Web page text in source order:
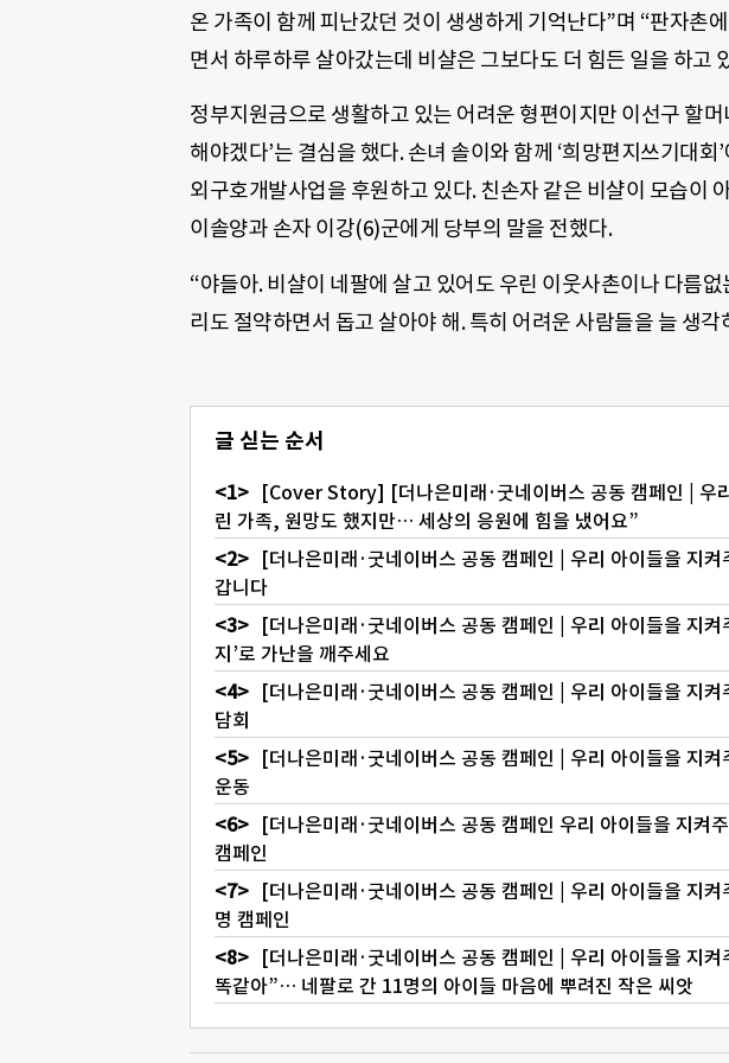
온 가족이 함께 피난갔던 것이 생생하게 기억난다”며 “판자촌
면서 하루하루 살아갔는데 비샬은 그보다도 더 힘든 일을 하고
정부지원금으로 생활하고 있는 어려운 형편이지만 이선구 할
해야겠다’는 결심을 했다. 손녀 솔이와 함께 ‘희망편지쓰기대회
외구호개발사업을 후원하고 있다. 친손자 같은 비샬이 모습이
이솔양과 손자 이강(6)군에게 당부의 말을 전했다.
“야들아. 비샬이 네팔에 살고 있어도 우린 이웃사촌이나 다름
리도 절약하면서 돕고 살아야 해. 특히 어려운 사람들을 늘 생
글 싣는 순서
[Cover Story] [더나은미래·굿네이버스 공동 캠페인 | 우
린 가족, 원망도 했지만… 세상의 응원에 힘을 냈어요”
[더나은미래·굿네이버스 공동 캠페인 | 우리 아이들을 지
갑니다
[더나은미래·굿네이버스 공동 캠페인 | 우리 아이들을 지
지’로 가난을 깨주세요
[더나은미래·굿네이버스 공동 캠페인 | 우리 아이들을 지
담회
[더나은미래·굿네이버스 공동 캠페인 | 우리 아이들을 지
운동
[더나은미래·굿네이버스 공동 캠페인 우리 아이들을 지켜
캠페인
[더나은미래·굿네이버스 공동 캠페인 | 우리 아이들을 지
명 캠페인
[더나은미래·굿네이버스 공동 캠페인 | 우리 아이들을 지
똑같아”… 네팔로 간 11명의 아이들 마음에 뿌려진 작은 씨앗